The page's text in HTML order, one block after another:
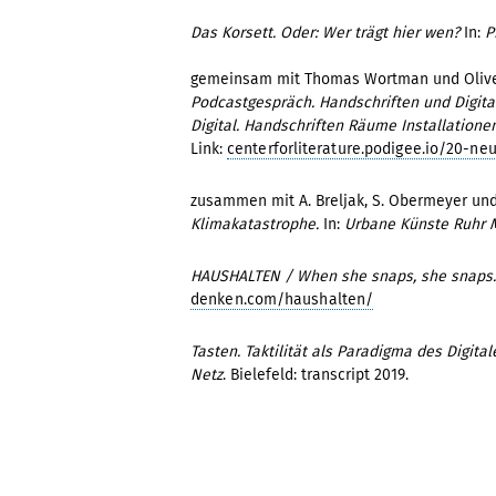
Das Korsett. Oder: Wer trägt hier wen?In:
gemeinsam mit Thomas Wortman und
Podcastgespräch. Handschriften und
Digital. Handschriften Räume
Link: centerforliterature.podigee.io/20-
zusammen mit A. Breljak, S. Obermeyer
Klimakatastrophe. In: Urbane Künste Ruhr
HAUSHALTEN / When she snaps, she snaps.
denken.com/haushalten/
Tasten. Taktilität als Paradigma des
Netz. Bielefeld: transcript 2019.